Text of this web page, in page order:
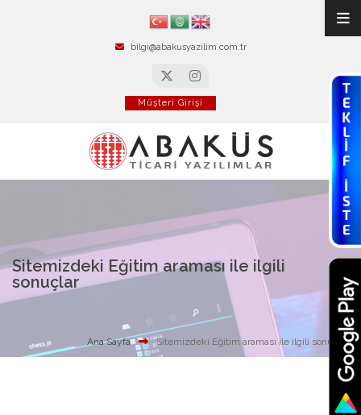
bilgi@abakusyazilim.com.tr
Müşteri Girişi
Sitemizdeki Eğitim araması ile ilgili
sonuçlar
Ana Sayfa Sitemizdeki Eğitim araması ile ilgili sonuçlar